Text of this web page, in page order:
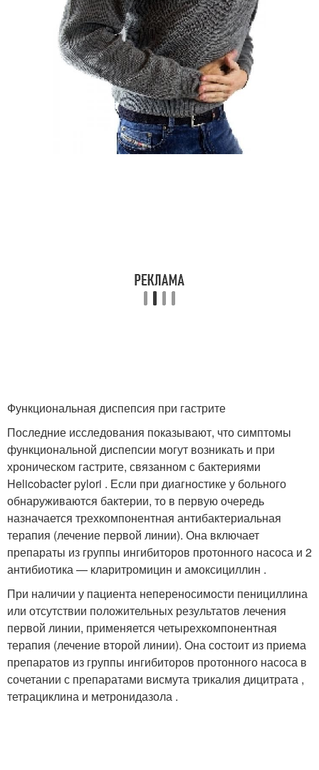
Функциональная диспепсия при гастрите
Последние исследования показывают, что симптомы
функциональной диспепсии могут возникать и при
хроническом гастрите, связанном с бактериями
Helicobacter pylori . Если при диагностике у больного
обнаруживаются бактерии, то в первую очередь
назначается трехкомпонентная антибактериальная
терапия (лечение первой линии). Она включает
препараты из группы ингибиторов протонного насоса и 2
антибиотика — кларитромицин и амоксициллин .
При наличии у пациента непереносимости пенициллина
или отсутствии положительных результатов лечения
первой линии, применяется четырехкомпонентная
терапия (лечение второй линии). Она состоит из приема
препаратов из группы ингибиторов протонного насоса в
сочетании с препаратами висмута трикалия дицитрата ,
тетрациклина и метронидазола .